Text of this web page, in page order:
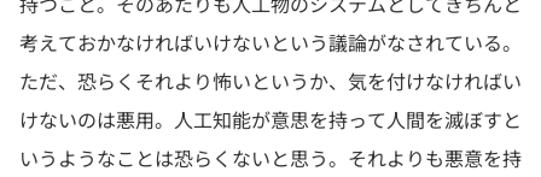
考えておかなければいけないという議論がなされている。
ただ、恐らくそれより怖いというか、気を付けなければい
けないのは悪用。人工知能が意思を持って人間を滅ぼすと
いうようなことは恐らくないと思う。それよりも悪意を持